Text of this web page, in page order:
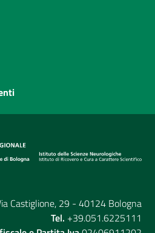
Castiglione, 29 - 40124 Bologna
Tel. +39.051.6225111